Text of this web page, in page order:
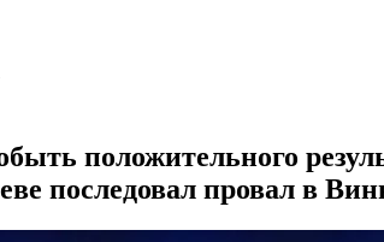
положительного
последовал провал в